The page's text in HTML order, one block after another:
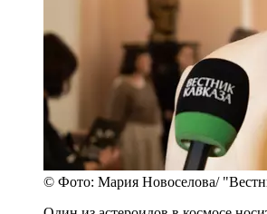
© Фото: Мария Новоселова/